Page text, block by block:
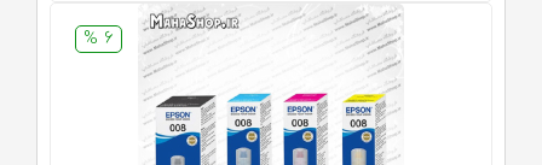
6 %